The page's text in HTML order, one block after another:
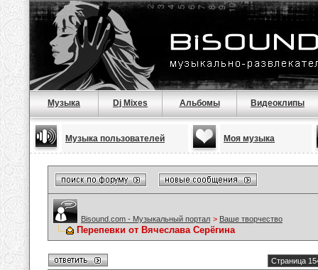
Музыка Dj Mixes Альбомы Видеоклипы
Музыка пользователей Моя музыка
Bisound.com - Музыкальный портал > Ваше творчество
Перепевки от Вячеслава Серёгина
Страница